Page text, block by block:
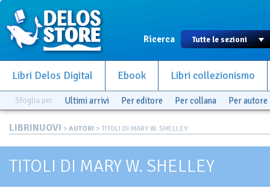
Ricerca
Libri Delos Digital Ebook Libri collezionismo
Sfoglia per Ultimi arrivi Per editore Per collana Per autore
LIBRINUOVI > AUTORI > TITOLI DI MARY W. SHELLEY
TITOLI DI MARY W. SHELLEY